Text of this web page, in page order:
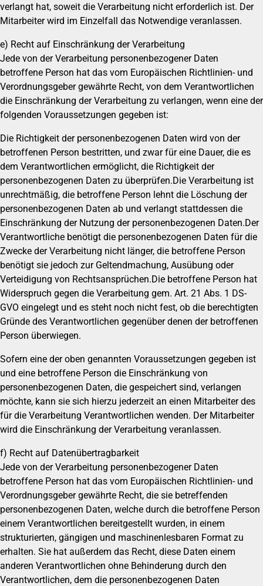
verlangt hat, soweit die Verarbeitung nicht erforderlich ist. Der
Mitarbeiter wird im Einzelfall das Notwendige veranlassen.
e) Recht auf Einschränkung der Verarbeitung
Jede von der Verarbeitung personenbezogener Daten
betroffene Person hat das vom Europäischen Richtlinien- und
Verordnungsgeber gewährte Recht, von dem Verantwortlichen
die Einschränkung der Verarbeitung zu verlangen, wenn eine der
folgenden Voraussetzungen gegeben ist:
Die Richtigkeit der personenbezogenen Daten wird von der
betroffenen Person bestritten, und zwar für eine Dauer, die es
dem Verantwortlichen ermöglicht, die Richtigkeit der
personenbezogenen Daten zu überprüfen.Die Verarbeitung ist
unrechtmäßig, die betroffene Person lehnt die Löschung der
personenbezogenen Daten ab und verlangt stattdessen die
Einschränkung der Nutzung der personenbezogenen Daten.Der
Verantwortliche benötigt die personenbezogenen Daten für die
Zwecke der Verarbeitung nicht länger, die betroffene Person
benötigt sie jedoch zur Geltendmachung, Ausübung oder
Verteidigung von Rechtsansprüchen.Die betroffene Person hat
Widerspruch gegen die Verarbeitung gem. Art. 21 Abs. 1 DS-
GVO eingelegt und es steht noch nicht fest, ob die berechtigten
Gründe des Verantwortlichen gegenüber denen der betroffenen
Person überwiegen.
Sofern eine der oben genannten Voraussetzungen gegeben ist
und eine betroffene Person die Einschränkung von
personenbezogenen Daten, die gespeichert sind, verlangen
möchte, kann sie sich hierzu jederzeit an einen Mitarbeiter des
für die Verarbeitung Verantwortlichen wenden. Der Mitarbeiter
wird die Einschränkung der Verarbeitung veranlassen.
f) Recht auf Datenübertragbarkeit
Jede von der Verarbeitung personenbezogener Daten
betroffene Person hat das vom Europäischen Richtlinien- und
Verordnungsgeber gewährte Recht, die sie betreffenden
personenbezogenen Daten, welche durch die betroffene Person
einem Verantwortlichen bereitgestellt wurden, in einem
strukturierten, gängigen und maschinenlesbaren Format zu
erhalten. Sie hat außerdem das Recht, diese Daten einem
anderen Verantwortlichen ohne Behinderung durch den
Verantwortlichen, dem die personenbezogenen Daten